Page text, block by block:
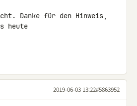
Danke für den Hinweis,
heute
2019-06-03 13:22#5863952